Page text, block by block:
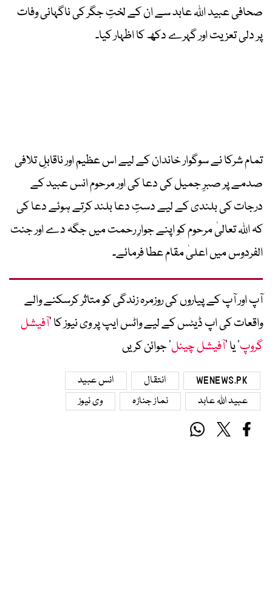
صحافی عبید اللہ عابد سے ان کے لختِ جگر کی ناگہانی وفات
پر دلی تعزیت اور گہرے دکھ کا اظہار کیا۔
تمام شرکا نے سوگوار خاندان کے لیے اس عظیم اور ناقابلِ تلافی
صدمے پر صبرِ جمیل کی دعا کی اور مرحوم انس عبید کے
درجات کی بلندی کے لیے دستِ دعا بلند کرتے ہوئے دعا کی
کہ اللہ تعالیٰ مرحوم کو اپنے جوارِ رحمت میں جگہ دے اور جنت
الفردوس میں اعلیٰ مقام عطا فرمائے۔
آپ اور آپ کے پیاروں کی روزمرہ زندگی کو متاثر کرسکنے والے
واقعات کی اپ ڈیٹس کے لیے واٹس ایپ پر وی نیوز کا ’آفیشل
گروپ‘ یا ’آفیشل چینل‘ جوائن کریں
WENEWS.PK انتقال
انس عبید
عبید اللہ عابد
نماز جنازہ وی نیوز